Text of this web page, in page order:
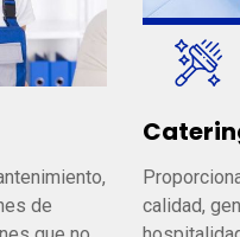
de
calidad,